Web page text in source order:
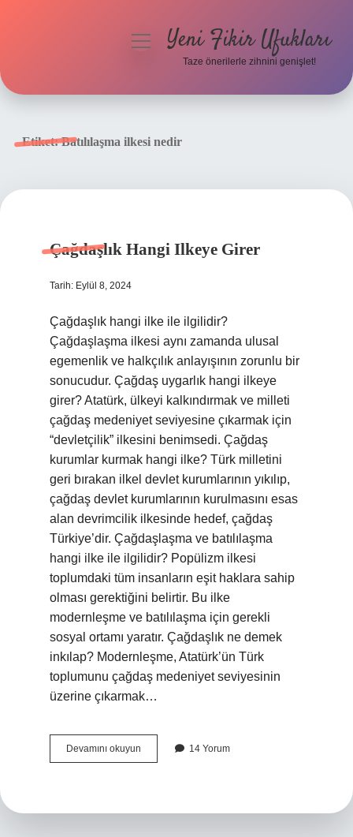
menüyüYeni Fikir Ufukları
Taze önerilerle zihnini genişlet!
Etiket:Batılılaşma ilkesi nedir
Çağdaşlık Hangi Ilkeye Girer
Tarih: Eylül 8, 2024
Çağdaşlık hangi ilke ile ilgilidir?
Çağdaşlaşma ilkesi aynı zamanda ulusal
egemenlik ve halkçılık anlayışının zorunlu bir
sonucudur. Çağdaş uygarlık hangi ilkeye
girer? Atatürk, ülkeyi kalkındırmak ve milleti
çağdaş medeniyet seviyesine çıkarmak için
“devletçilik” ilkesini benimsedi. Çağdaş
kurumlar kurmak hangi ilke? Türk milletini
geri bırakan ilkel devlet kurumlarının yıkılıp,
çağdaş devlet kurumlarının kurulmasını esas
alan devrimcilik ilkesinde hedef, çağdaş
Türkiye’dir. Çağdaşlaşma ve batılılaşma
hangi ilke ile ilgilidir? Popülizm ilkesi
toplumdaki tüm insanların eşit haklara sahip
olması gerektiğini belirtir. Bu ilke
modernleşme ve batılılaşma için gerekli
sosyal ortamı yaratır. Çağdaşlık ne demek
inkılap? Modernleşme, Atatürk’ün Türk
toplumunu çağdaş medeniyet seviyesinin
üzerine çıkarmak…
Devamını okuyun Çağdaşlık
Hangi
14 Yorum